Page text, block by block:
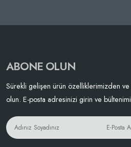
ABONE OLUN
Sürekli gelişen ürün özelliklerimizden
olun. E-posta adresinizi girin ve